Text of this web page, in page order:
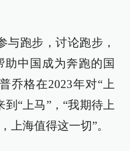
与跑步，讨论跑步，
助中国成为奔跑的国
乔格在2023年对“上
“上马”，“我期待上
上海值得这一切”。